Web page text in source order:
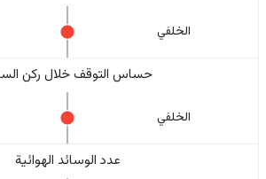
الخلفي
حساس التوقف خلال ركن
الخلفي
عدد الوسائد الهوائية